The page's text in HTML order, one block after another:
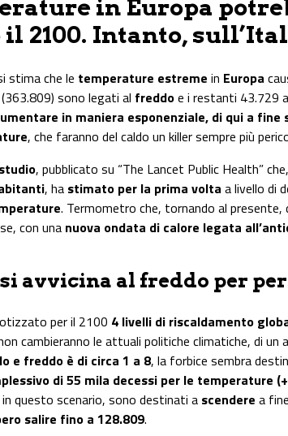
in Europa
2100. Intanto,
stima che le temperature estreme in Europa
(363.809) sono legati al freddoe i restanti 43.729
in maniera esponenziale, di qui a fine
, che faranno del caldo un killer sempre più
studio, pubblicato su “The Lancet Public Health”
, ha stimato per la prima volta a livello di
. Termometro che, tornando al
con una nuova ondata di calore legata
avvicina al freddo per
per il 2100 4 livelli di riscaldamento
cambieranno le attuali politiche climatiche, di un
e freddo è di circa 1 a 8, la forbice sembra
di 55 mila decessi per le temperature
in questo scenario, sono destinati a scendere a
salire fino a 128.809.